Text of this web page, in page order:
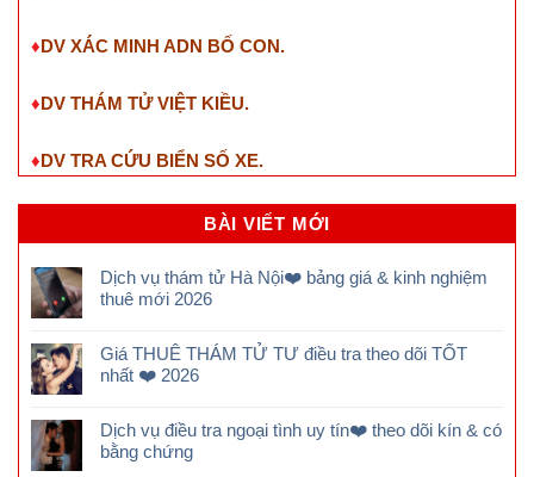
♦DV ĐIỀU TRA NGƯỜI YÊU.
DV TÌM NGƯỜI MẤT TÍCH.
♦ DV XÁC MINH ADN BỐ CON.
♦DV THÁM TỬ VIỆT KIỀU.